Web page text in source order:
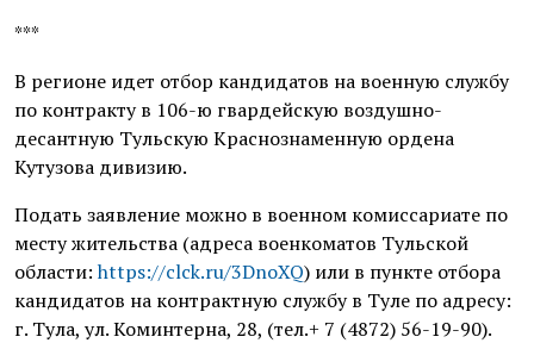
***
В регионе идет отбор кандидатов на военную службу
по контракту в 106-ю гвардейскую воздушно-
десантную Тульскую Краснознаменную ордена
Кутузова дивизию.
Подать заявление можно в военном комиссариате по
месту жительства (адреса военкоматов Тульской
области:https://clck.ru/3DnoXQ) или в пункте отбора
кандидатов на контрактную службу в Туле по адресу:
г. Тула, ул. Коминтерна, 28, (тел.+ 7 (4872) 56-19-90).